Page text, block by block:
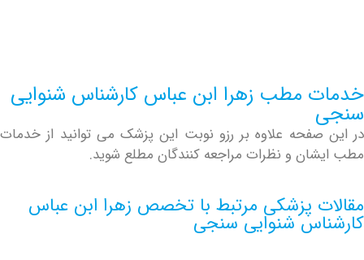
مطب زهرا ابن عباس کارشناس شنوایی
علاوه بر رزو نوبت این پزشک می توانید از خدمات
و نظرات مراجعه کنندگان مطلع شوید.
پزشکی مرتبط با تخصص زهرا ابن عباس
شنوایی سنجی